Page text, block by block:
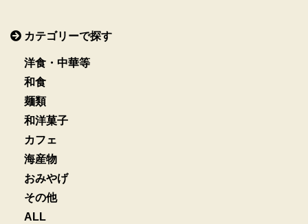
ン
カテゴリーで探す
洋食・中華等
和食
麺類
和洋菓子
カフェ
海産物
おみやげ
その他
ALL